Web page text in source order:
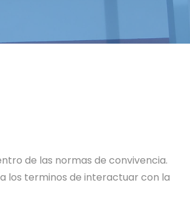
de las normas de convivencia.
los terminos de interactuar con la